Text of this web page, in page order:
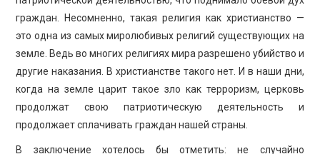
граждан. Несомненно, такая религия как христианство —
это одна из самых миролюбивых религий существующих на
земле. Ведь во многих религиях мира разрешено убийство и
другие наказания. В христианстве такого нет. И в наши дни,
когда на земле царит такое зло как терроризм, церковь
продолжат свою патриотическую деятельность и
продолжает сплачивать граждан нашей страны.
В заключение хотелось бы отметить: не случайно